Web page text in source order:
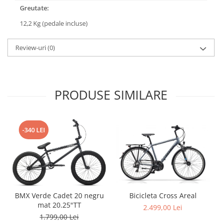
Greutate:
12,2 Kg (pedale incluse)
Review-uri(0)
PRODUSE SIMILARE
-340 LEI
BMX Verde Cadet 20 negru
mat 20.25"TT
1.799,00 Lei
Bicicleta Cross Areal
2.499,00 Lei